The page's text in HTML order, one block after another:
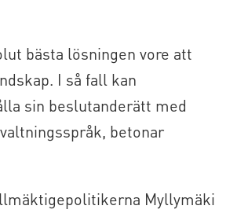
bästa lösningen vore att
I så fall kan
sin beslutanderätt med
betonar
Myllymäki